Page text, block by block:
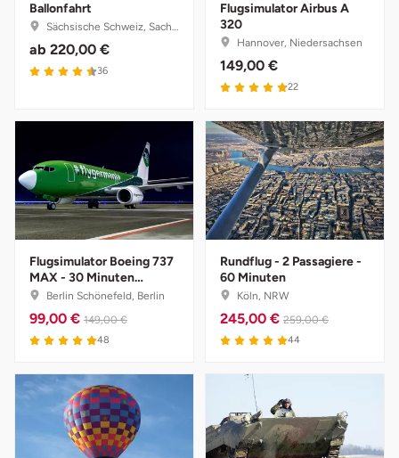
Ballonfahrt
Sächsische Schweiz, Sachsen
ab 220,00 €
4.5 von 5
36
Flugsimulator Airbus A
320
Hannover, Niedersachsen
149,00 €
4.9 von 5
22
Flugsimulator Boeing 737
MAX - 30 Minuten
Schnupperkurs
Berlin Schönefeld, Berlin
99,00 € 149,00 €
5 von 5
48
Rundflug - 2 Passagiere -
60 Minuten
Köln, NRW
245,00 € 259,00 €
5 von 5
44
Neckarsulm
Nidda
Nordwestmecklenburg
Nürnberg
Oberhavel
Oder-Spree
Oldenburg